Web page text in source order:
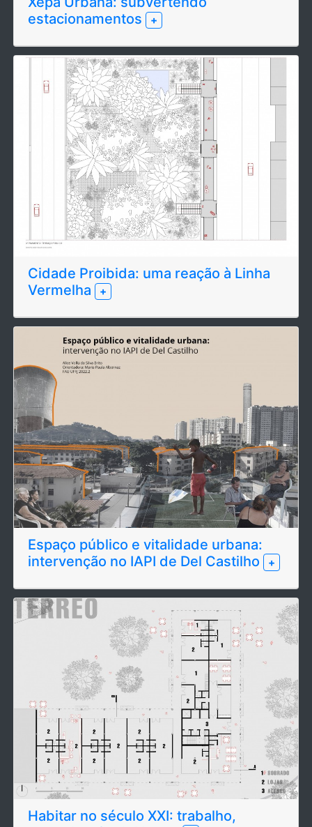
estacionamentos
+
Cidade Proibida: uma reação à Linha
Vermelha
+
Espaço público e vitalidade urbana:
intervenção no IAPI de Del Castilho
+
Habitar no século XXI: trabalho,